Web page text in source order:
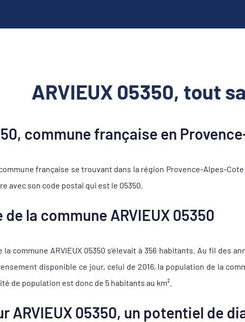
ARVIEUX 05350, tout
commune française en
française se trouvant dans la région Provence-Alpes-
avec son code postal qui est le 05350.
la commune ARVIEUX 05350
la commune ARVIEUX 05350 s'élevait à 356 habitants. Au fil des
disponible ce jour, celui de 2016, la population de la
de population est donc de 5 habitants au km².
ARVIEUX 05350, un potentiel de